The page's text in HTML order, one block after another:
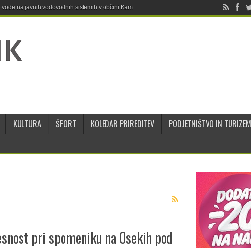
na javnih vodovodnih sistemih v občini Kamnik
KULTURA ŠPORT KOLEDAR PRIREDITEV PODJETNIŠTVO IN TURIZEM
pri spomeniku na Osekih pod